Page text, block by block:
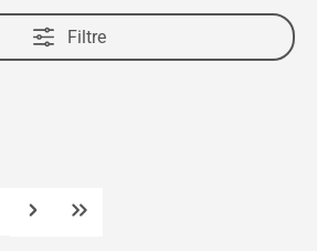
Filtre